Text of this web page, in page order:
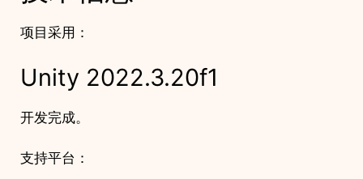
项目采用：
Unity 2022.3.20f1
开发完成。
支持平台：